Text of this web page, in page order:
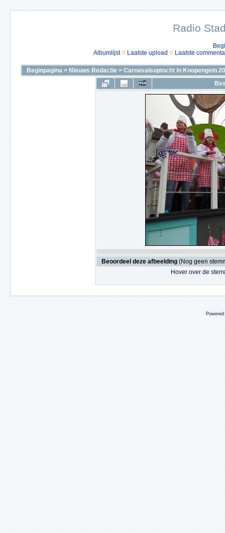
Radio
Albumlijst
Laatste upload Laatste
Beginpagina > Nieuws Redactie > Carnavalsoptocht in Knopengein
Beoordeel deze afbeelding (Nog geen
Hover over de